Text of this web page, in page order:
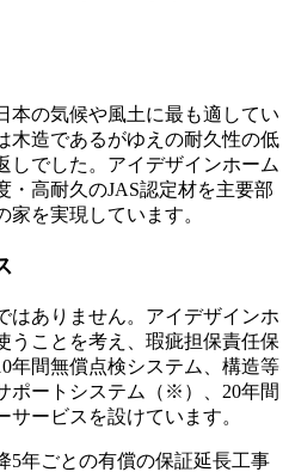
本の気候や風土に最も適してい
木造であるがゆえの耐久性の低
しでした。アイデザインホーム
・高耐久のJAS認定材を主要部
を実現しています。
はありません。アイデザインホ
うことを考え、瑕疵担保責任保
年間無償点検システム、構造等
ポートシステム（※）、20年間
ービスを設けています。
5年ごとの有償の保証延長工事